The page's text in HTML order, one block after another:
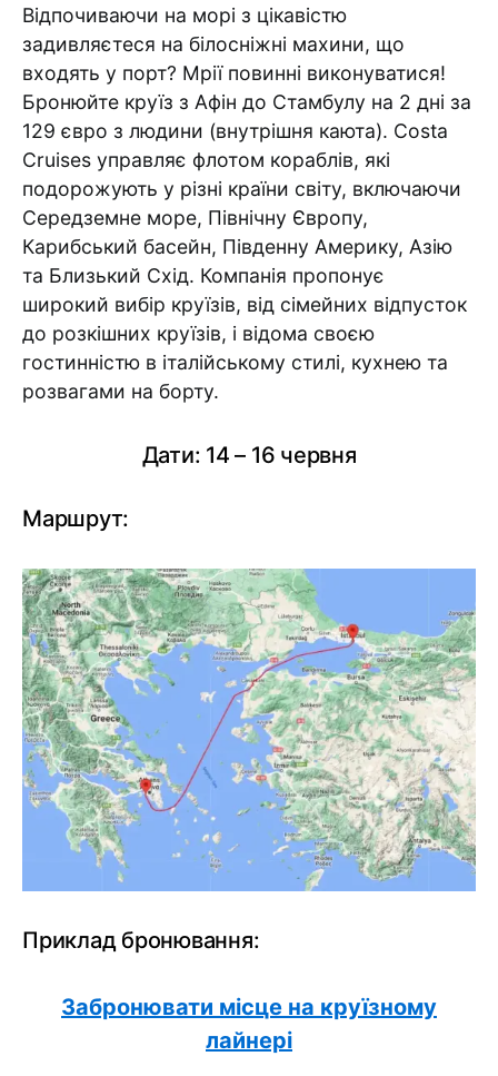
Відпочиваючи на морі з цікавістю
задивляєтеся на білосніжні махини, що
входять у порт? Мрії повинні виконуватися!
Бронюйте круїз з Афін до Стамбулу на 2 дні за
129 євро з людини (внутрішня каюта). Costa
Cruises управляє флотом кораблів, які
подорожують у різні країни світу, включаючи
Середземне море, Північну Європу,
Карибський басейн, Південну Америку, Азію
та Близький Схід. Компанія пропонує
широкий вибір круїзів, від сімейних відпусток
до розкішних круїзів, і відома своєю
гостинністю в італійському стилі, кухнею та
розвагами на борту.
Дати: 14 – 16 червня
Маршрут:
Приклад бронювання:
Забронювати місце на круїзному
лайнері